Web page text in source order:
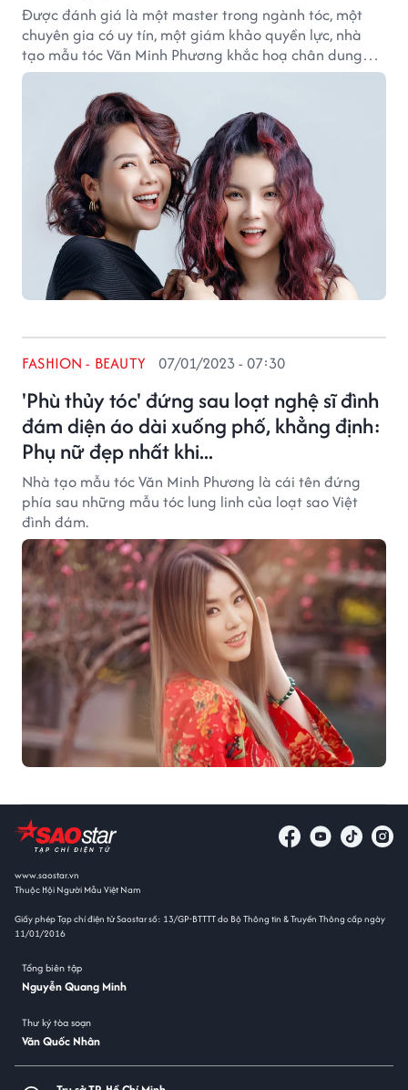
Được đánh giá là một master trong ngành tóc, một
chuyên gia có uy tín, một giám khảo quyền lực, nhà
tạo mẫu tóc Văn Minh Phương khắc hoạ chân dung
người phụ nữ đương đại qua nghệ thuật tạo kiểu tóc,
đây là gợi ý làm đẹp dịp 8/3.
'Phù thủy tóc' đứng sau loạt nghệ sĩ đình
đám diện áo dài xuống phố, khẳng định:
Phụ nữ đẹp nhất khi...
FASHION - BEAUTY 07/01/2023 - 07:30
Nhà tạo mẫu tóc Văn Minh Phương là cái tên đứng
phía sau những mẫu tóc lung linh của loạt sao Việt
đình đám.
www.saostar.vn
Thuộc Hội Người Mẫu Việt Nam
Giấy phép Tạp chí điện tử Saostar số: 13/GP-BTTTT do Bộ Thông tin & Truyền Thông cấp ngày
11/01/2016
Tổng biên tập
Nguyễn Quang Minh
Thư ký tòa soạn
Văn Quốc Nhân